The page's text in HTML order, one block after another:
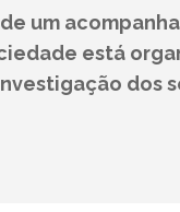
um
está
dos